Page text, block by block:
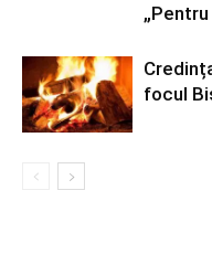
focul